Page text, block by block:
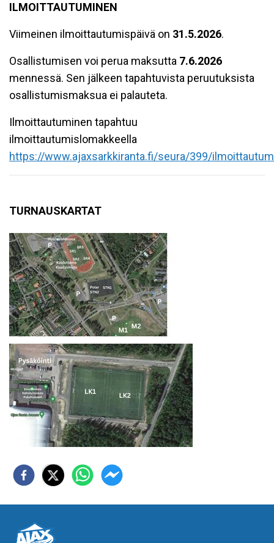
ILMOITTAUTUMINEN
Viimeinen ilmoittautumispäivä on 31.5.2026.
Osallistumisen voi perua maksutta 7.6.2026
mennessä. Sen jälkeen tapahtuvista peruutuksista
osallistumismaksua ei palauteta.
Ilmoittautuminen tapahtuu
ilmoittautumislomakkeella
https://www.ajaxsarkkiranta.fi/seura/399/
TURNAUSKARTAT